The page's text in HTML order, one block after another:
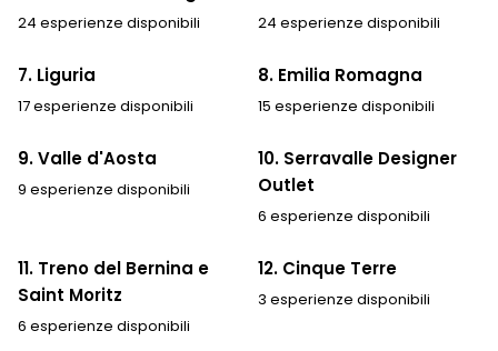
24 esperienze disponibili 24 esperienze disponibili
7. Liguria
17 esperienze disponibili
8. Emilia Romagna
15 esperienze disponibili
9. Valle d'Aosta
9 esperienze disponibili
10. Serravalle Designer
Outlet
6 esperienze disponibili
11. Treno del Bernina e
Saint Moritz
6 esperienze disponibili
12. Cinque Terre
3 esperienze disponibili